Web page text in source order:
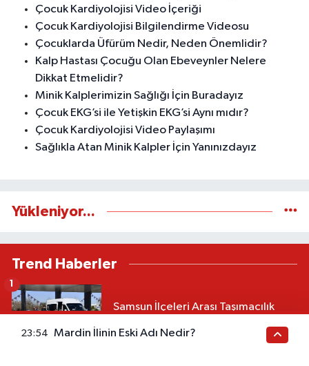
Çocuk Kardiyolojisi Video İçeriği
Çocuk Kardiyolojisi Bilgilendirme Videosu
Çocuklarda Üfürüm Nedir, Neden Önemlidir?
Kalp Hastası Çocuğu Olan Ebeveynler Nelere
Dikkat Etmelidir?
Minik Kalplerimizin Sağlığı İçin Buradayız
Çocuk EKG’si ile Yetişkin EKG’si Aynı mıdır?
Çocuk Kardiyolojisi Video Paylaşımı
Sağlıkla Atan Minik Kalpler İçin Yanınızdayız
Yükleniyor...
Trend Haberler
Samsun İlçeleri Arası Taşımacılık
1
23:54 Mardin İlinin Eski Adı Nedir?